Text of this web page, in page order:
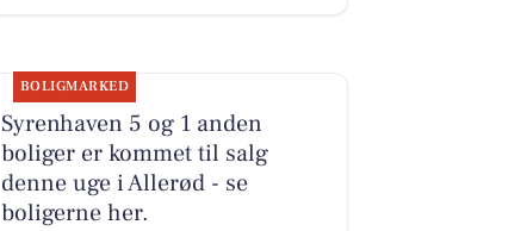
BOLIGMARKED
Syrenhaven 5 og 1 anden
boliger er kommet til salg
denne uge i Allerød - se
boligerne her.